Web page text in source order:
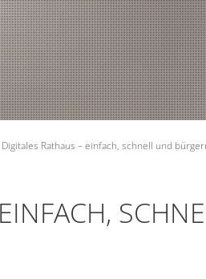
Persönlichkeiten & Ehrungen
Aktuelle Themen
Zahlen und Fakten
Haushaltsplan
Ortsrecht
Online Anträge
Ärzte
Ferienbetreuung
Schulen
Soziales
Kommunale
Digitales Rathaus – einfach, schnell und